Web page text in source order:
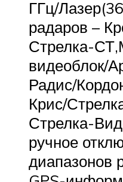
ГГц/
радаров –
Стрелка-
видеоблок/
Радис/
Крис/
Стрелка-
ручное
диапазонов